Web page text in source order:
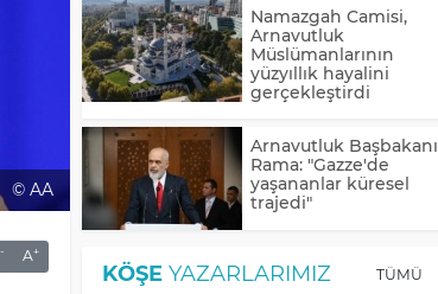
© AA
- A+
Namazgah Camisi,
Arnavutluk
Müslümanlarının
yüzyıllık hayalini
gerçekleştirdi
Arnavutluk Başbakanı
Rama: "Gazze'de
yaşananlar küresel
trajedi"
KÖŞE YAZARLARIMIZ TÜMÜ